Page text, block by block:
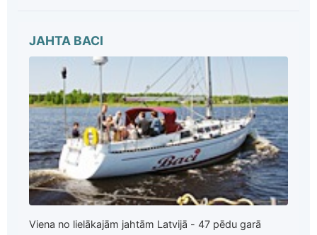
JAHTA BACI
Viena no lielākajām jahtām Latvijā - 47 pēdu garā